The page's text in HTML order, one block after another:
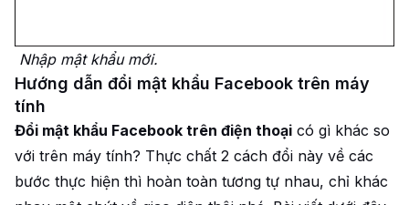
Nhập mật khẩu mới.
Hướng dẫn đổi mật khẩu Facebook trên máy
tính
Đổi mật khẩu Facebook trên điện thoại có gì khác so
với trên máy tính? Thực chất 2 cách đổi này về các
bước thực hiện thì hoàn toàn tương tự nhau, chỉ khác